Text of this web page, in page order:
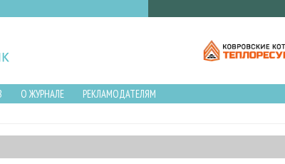
О ЖУРНАЛЕ
РЕКЛАМОДАТЕЛЯМ